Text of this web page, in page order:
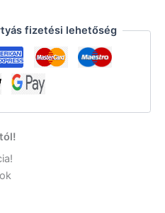
fizetési lehetőség